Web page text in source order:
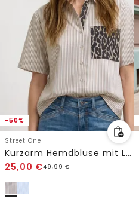
-50%
Street One
Kurzarm Hemdbluse mit Leo-Details
25,00 €49,99€